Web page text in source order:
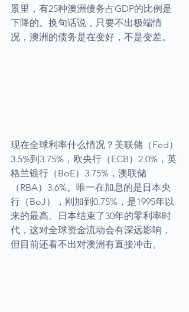
景里，有25种澳洲债务占GDP的比例是
下降的。换句话说，只要不出极端情
况，澳洲的债务是在变好，不是变差。
现在全球利率什么情况？美联储（Fed）
3.5%到3.75%，欧央行（ECB）2.0%，英
格兰银行（BoE）3.75%，澳联储
（RBA）3.6%。唯一在加息的是日本央
行（BoJ），刚加到0.75%，是1995年以
来的最高。日本结束了30年的零利率时
代，这对全球资金流动会有深远影响，
但目前还看不出对澳洲有直接冲击。